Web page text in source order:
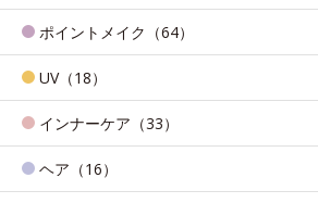
ポイントメイク（64）
UV（18）
インナーケア（33）
ヘア（16）